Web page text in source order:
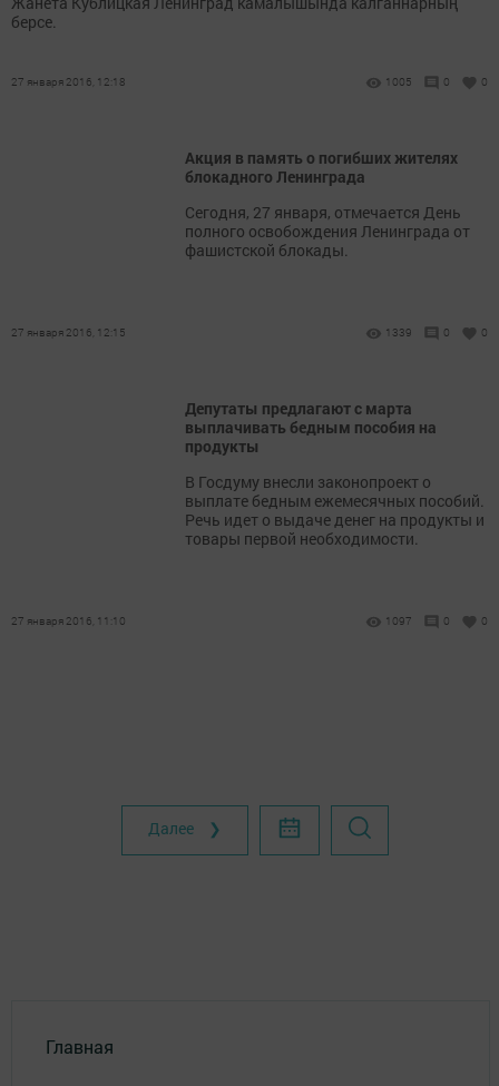
берсе.
27 января 2016, 12:18 1005 0 0
Акция в память о погибших жителях
блокадного Ленинграда
Сегодня, 27 января, отмечается День
полного освобождения Ленинграда от
фашистской блокады.
27 января 2016, 12:15 1339 0 0
Депутаты предлагают с марта
выплачивать бедным пособия на
продукты
В Госдуму внесли законопроект о
выплате бедным ежемесячных пособий.
Речь идет о выдаче денег на продукты и
товары первой необходимости.
27 января 2016, 11:10 1097 0 0
Далее ❯
Главная